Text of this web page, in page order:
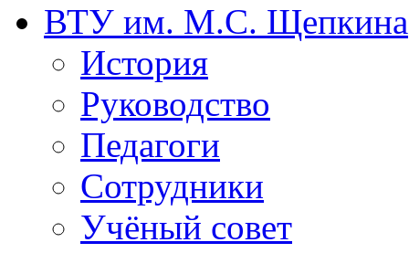
ВТУ им. М.С. Щепкина
История
Руководство
Педагоги
Сотрудники
Учёный совет